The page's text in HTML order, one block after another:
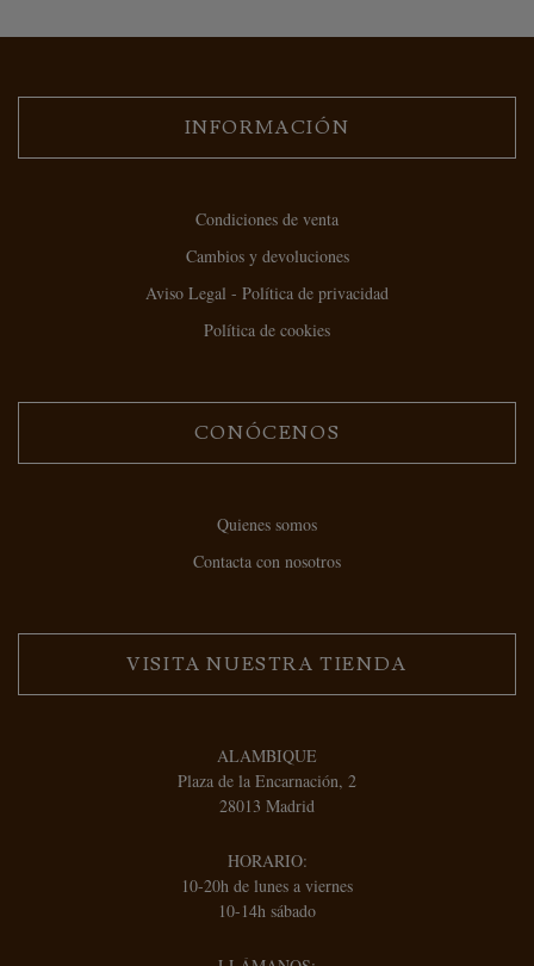
INFORMACIÓN
Condiciones de venta
Cambios y devoluciones
Aviso Legal - Política de privacidad
Política de cookies
CONÓCENOS
Quienes somos
Contacta con nosotros
VISITA NUESTRA TIENDA
ALAMBIQUE
Plaza de la Encarnación, 2
28013 Madrid
HORARIO:
10-20h de lunes a viernes
10-14h sábado